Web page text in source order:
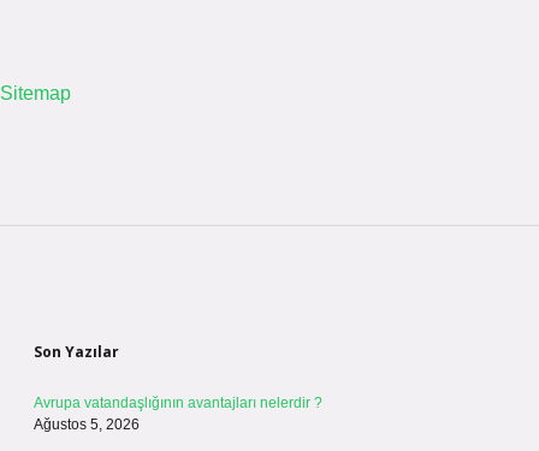
Sitemap
Son Yazılar
Avrupa vatandaşlığının avantajları nelerdir ?
Ağustos 5, 2026